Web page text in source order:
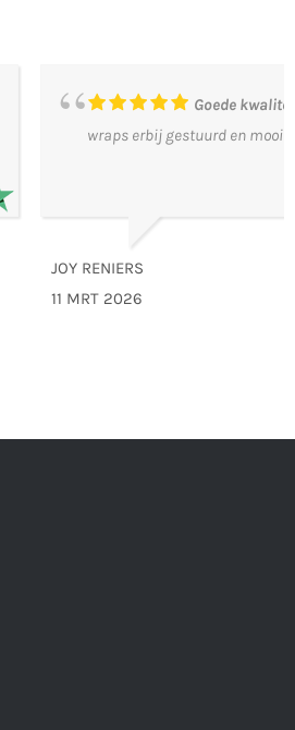
kwaliteit Goede kwaliteit, krijg
en mooie prijs! Heel tevreden.